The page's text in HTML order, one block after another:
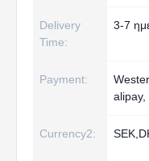
Delivery
Time:
3-7
Payment:
alipay,
Currency2: